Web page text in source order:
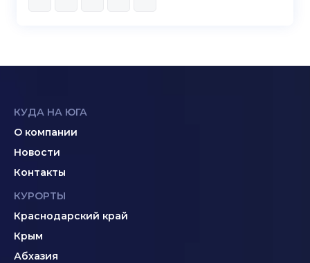
КУДА НА ЮГА
О компании
Новости
Контакты
КУРОРТЫ
Краснодарский край
Крым
Абхазия